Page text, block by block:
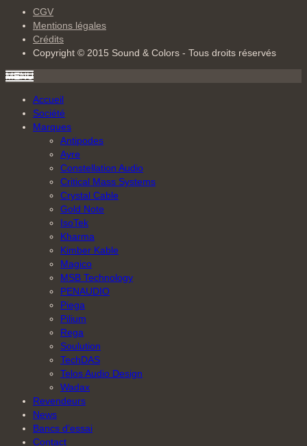
CGV
Mentions légales
Crédits
Copyright © 2015 Sound & Colors - Tous droits réservés
MENU
Accueil
Société
Marques
Antipodes
Ayre
Constellation Audio
Critical Mass Systems
Crystal Cable
Gold Note
IsoTek
Kharma
Kimber Kable
Magico
MSB Technology
PENAUDIO
Piega
Pilium
Rega
Soulution
TechDAS
Telos Audio Design
Wadax
Revendeurs
News
Bancs d’essai
Contact